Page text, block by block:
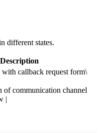
different states.
Description
callback request form\
of communication channel
|